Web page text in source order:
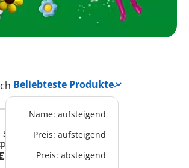
Name: aufsteigend
Preis: aufsteigend
Preis: absteigend
Sondereinsatz
- Folge 44
Warenkorb